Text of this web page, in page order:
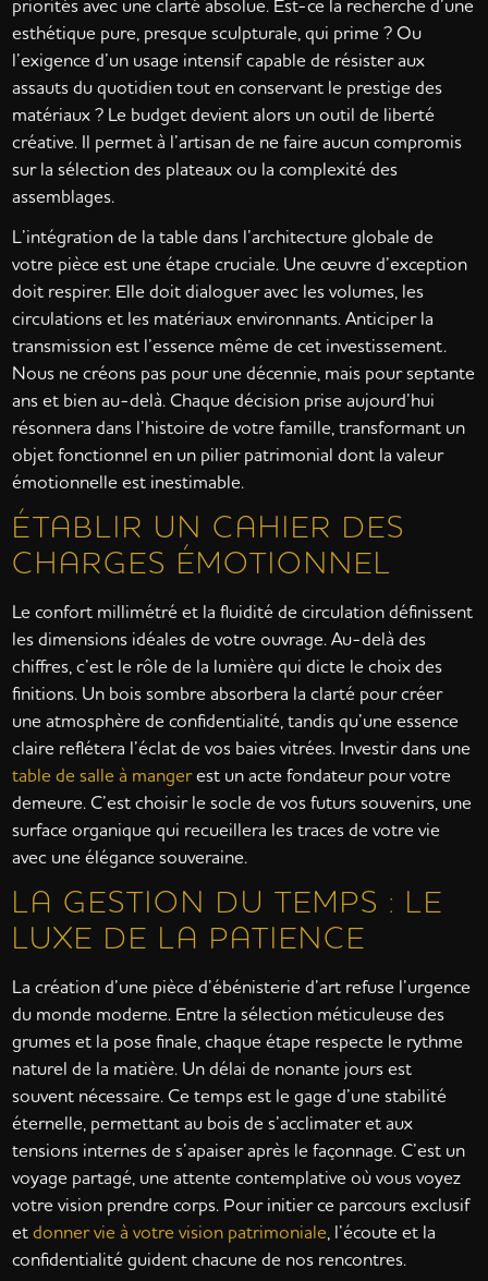
priorités avec une clarté absolue. Est-ce la recherche d’une
esthétique pure, presque sculpturale, qui prime ? Ou
l’exigence d’un usage intensif capable de résister aux
assauts du quotidien tout en conservant le prestige des
matériaux ? Le budget devient alors un outil de liberté
créative. Il permet à l’artisan de ne faire aucun compromis
sur la sélection des plateaux ou la complexité des
assemblages.
L’intégration de la table dans l’architecture globale de
votre pièce est une étape cruciale. Une œuvre d’exception
doit respirer. Elle doit dialoguer avec les volumes, les
circulations et les matériaux environnants. Anticiper la
transmission est l’essence même de cet investissement.
Nous ne créons pas pour une décennie, mais pour septante
ans et bien au-delà. Chaque décision prise aujourd’hui
résonnera dans l’histoire de votre famille, transformant un
objet fonctionnel en un pilier patrimonial dont la valeur
émotionnelle est inestimable.
ÉTABLIR UN CAHIER DES
CHARGES ÉMOTIONNEL
Le confort millimétré et la fluidité de circulation définissent
les dimensions idéales de votre ouvrage. Au-delà des
chiffres, c’est le rôle de la lumière qui dicte le choix des
finitions. Un bois sombre absorbera la clarté pour créer
une atmosphère de confidentialité, tandis qu’une essence
claire reflétera l’éclat de vos baies vitrées. Investir dans une
table de salle à mangerest un acte fondateur pour votre
demeure. C’est choisir le socle de vos futurs souvenirs, une
surface organique qui recueillera les traces de votre vie
avec une élégance souveraine.
LA GESTION DU TEMPS : LE
LUXE DE LA PATIENCE
La création d’une pièce d’ébénisterie d’art refuse l’urgence
du monde moderne. Entre la sélection méticuleuse des
grumes et la pose finale, chaque étape respecte le rythme
naturel de la matière. Un délai de nonante jours est
souvent nécessaire. Ce temps est le gage d’une stabilité
éternelle, permettant au bois de s’acclimater et aux
tensions internes de s’apaiser après le façonnage. C’est un
voyage partagé, une attente contemplative où vous voyez
votre vision prendre corps. Pour initier ce parcours exclusif
etdonner vie à votre vision patrimoniale , l’écoute et la
confidentialité guident chacune de nos rencontres.